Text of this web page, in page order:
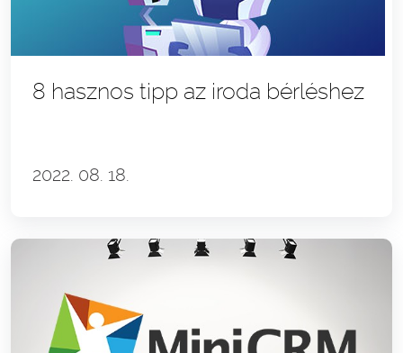
8 hasznos tipp az iroda bérléshez
2022. 08. 18.